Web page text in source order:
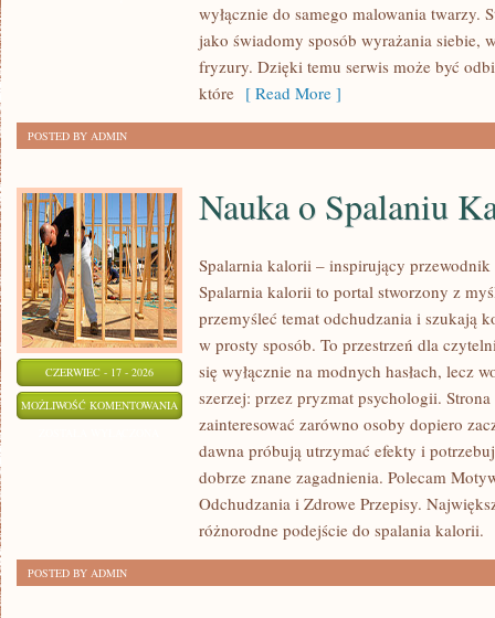
wyłącznie do samego malowania twarzy.
jako świadomy sposób wyrażania siebie,
fryzury. Dzięki temu serwis może być
które [ Read More ]
POSTED BY ADMIN
CZERWIEC - 17 - 2026
MOŻLIWOŚĆ KOMENTOWANIA NAUKA
SPALANIU
KALORII
Nauka o Spalaniu
Spalarnia kalorii – inspirujący przewodnik
Spalarnia kalorii to portal stworzony z
przemyśleć temat odchudzania i szukają
w prosty sposób. To przestrzeń dla
się wyłącznie na modnych hasłach, lecz
szerzej: przez pryzmat psychologii.
zainteresować zarówno osoby dopiero
dawna próbują utrzymać efekty i
dobrze znane zagadnienia. Polecam
Odchudzania i Zdrowe Przepisy.
różnorodne podejście do spalania kalorii.
POSTED BY ADMIN